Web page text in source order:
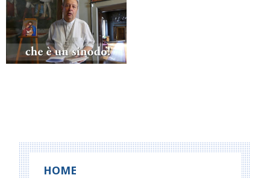
HOME